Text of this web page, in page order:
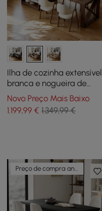
Ilha de cozinha extensível
branca e nogueira de
73"-93" com armário de
cozinha de
armazenamento
Novo Preço Mais Baixo
1.199,99 € 1.349,99 €
Preço de compra antecipada